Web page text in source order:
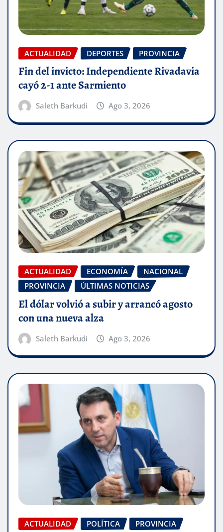
ACTUALIDAD DEPORTES PROVINCIA
Fin del invicto: Independiente Rivadavia
cayó 2-1 ante Sarmiento
Saleth Barkudi Ago 3, 2026
ACTUALIDAD ECONOMÍA
NACIONAL
PROVINCIA
ÚLTIMAS NOTICIAS
El dólar volvió a subir y arrancó agosto
con una nueva alza
Saleth Barkudi Ago 3, 2026
ACTUALIDAD POLÍTICA PROVINCIA